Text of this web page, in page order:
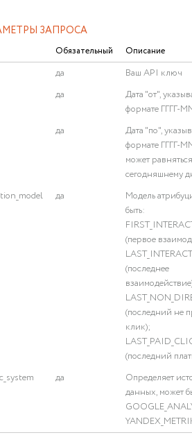
ЗАПРОСА
Обязательный Описание
да
Ваш API ключ
да
Дата "от",
формате ГГГГ-
да
Дата "по",
формате ГГГГ-
может равняться
сегодняшнему
да
Модель
быть:
(первое
(последнее
(последний не
клик);
(последний
да
Определяет
данных, может